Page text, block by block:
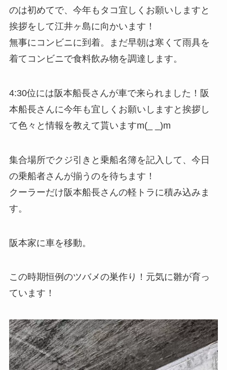
のは初めてで、今年もタコ宜しくお願いしますと
挨拶をして江井ヶ島に向かいます！
無事にコンビニに到着。まだ早朝は寒くて雨具を
着てコンビニで食料飲み物を調達します。
4:30位には阪本船長さんが車で来られました！阪
本船長さんに今年も宜しくお願いしますと挨拶し
て色々と情報を教えて貰いますm(_ _)m
集合場所でクジ引きと乗船名簿を記入して、今日
の乗船者さんが揃うのを待ちます！
クーラーだけ阪本船長さんの軽トラに積み込みま
す。
阪本家に車を移動。
この時期恒例のツバメの巣作り！元気に雛が育っ
ています！